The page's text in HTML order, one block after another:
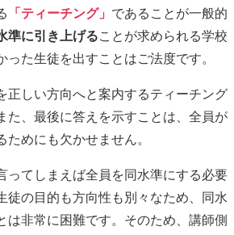
「ティーチング」 であることが一般的
準に引き上げることが求められる学校
った生徒を出すことはご法度です。
正しい方向へと案内するティーチング
た、最後に答えを示すことは、全員が
めにも欠かせません。
ってしまえば全員を同水準にする必要
徒の目的も方向性も別々なため、同水
は非常に困難です。そのため、講師側